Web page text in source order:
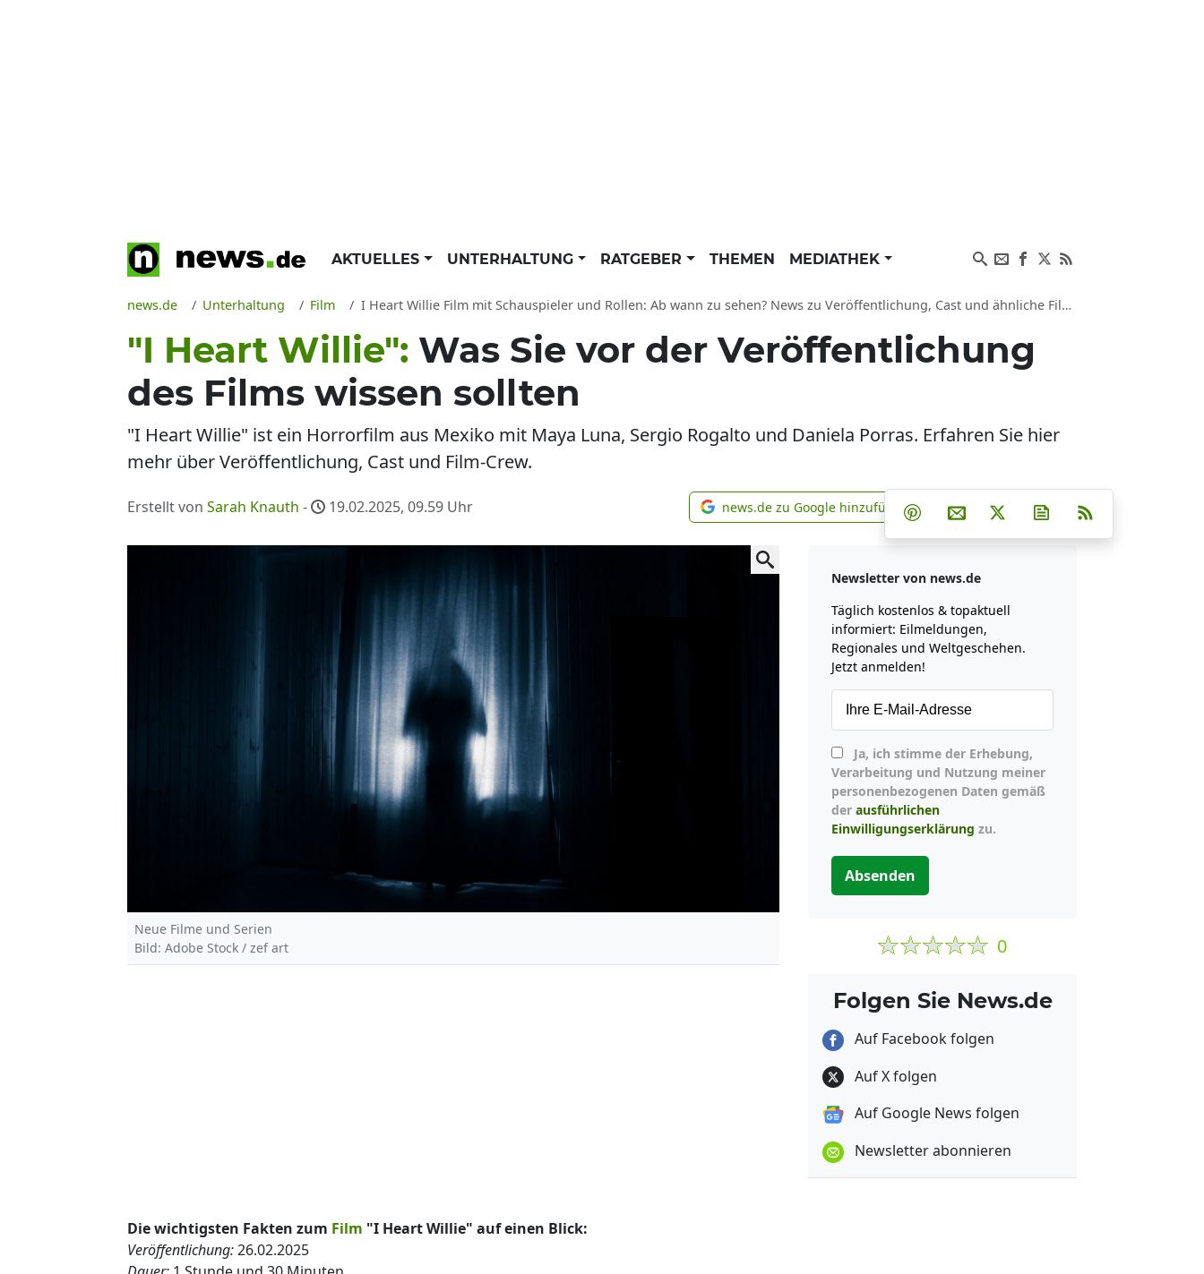
AKTUELLES UNTERHALTUNG RATGEBER THEMEN MEDIATHEK
news.de Unterhaltung Film I Heart Willie Film mit Schauspieler und Rollen: Ab wann zu sehen? News zu Veröffentlichung, Cast und ähnliche Filme
"I Heart Willie": Was Sie vor der Veröffentlichung
des Films wissen sollten
"I Heart Willie" ist ein Horrorfilm aus Mexiko mit Maya Luna, Sergio Rogalto und Daniela Porras. Erfahren Sie hier
mehr über Veröffentlichung, Cast und Film-Crew.
Erstellt von Sarah Knauth - 19.02.2025, 09.59 Uhr news.de zu Google hinzufügen
news.de zu Google hinzufügen Teilen auf Facebook
Teilen auf Whatsapp
Teilen auf Telegram
Teilen auf Pinterest
Per E-Mail teilen
Post auf XNewsletter
Neue Filme und Serien
Bild: Adobe Stock / zef art
Die wichtigsten Fakten zum Film "I Heart Willie" auf einen Blick:
Veröffentlichung:26.02.2025
Newsletter von news.de
Täglich kostenlos & topaktuell
informiert: Eilmeldungen,
Regionales und Weltgeschehen.
Jetzt anmelden!
Verarbeitung und Nutzung meiner
personenbezogenen Daten gemäß
der ausführlichen
Einwilligungserklärung zu.
Absenden
0
Folgen Sie News.de
Auf Facebook folgen
Auf X folgen
Auf Google News folgen
Newsletter abonnieren